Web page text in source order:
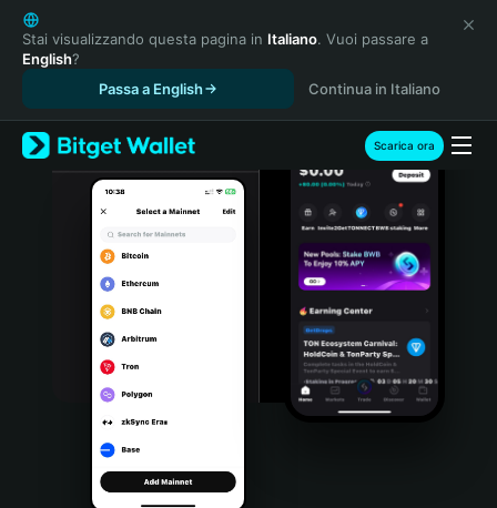
English
日本語
Tiếng Việt
Español (Latinoamérica)
Türkçe
Italiano
Português (Portugal)
Bahasa Indonesia
Português (Brasil)
Español (Argentina)
Stai visualizzando questa pagina in Italiano. Vuoi passare a
English?
Passa a English
Continua in Italiano
Scarica ora